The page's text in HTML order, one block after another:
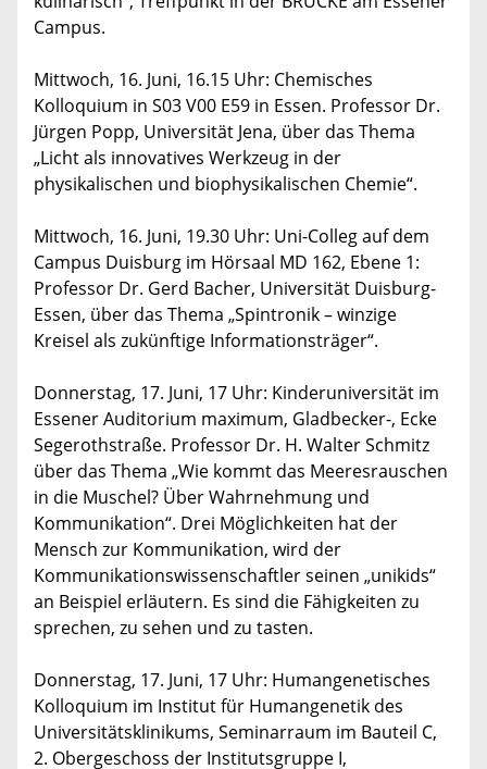
Campus.
Mittwoch, 16. Juni, 16.15 Uhr: Chemisches
Kolloquium in S03 V00 E59 in Essen. Professor Dr.
Jürgen Popp, Universität Jena, über das Thema
„Licht als innovatives Werkzeug in der
physikalischen und biophysikalischen Chemie“.
Mittwoch, 16. Juni, 19.30 Uhr: Uni-Colleg auf dem
Campus Duisburg im Hörsaal MD 162, Ebene 1:
Professor Dr. Gerd Bacher, Universität Duisburg-
Essen, über das Thema „Spintronik – winzige
Kreisel als zukünftige Informationsträger“.
Donnerstag, 17. Juni, 17 Uhr: Kinderuniversität im
Essener Auditorium maximum, Gladbecker-, Ecke
Segerothstraße. Professor Dr. H. Walter Schmitz
über das Thema „Wie kommt das Meeresrauschen
in die Muschel? Über Wahrnehmung und
Kommunikation“. Drei Möglichkeiten hat der
Mensch zur Kommunikation, wird der
Kommunikationswissenschaftler seinen „unikids“
an Beispiel erläutern. Es sind die Fähigkeiten zu
sprechen, zu sehen und zu tasten.
Donnerstag, 17. Juni, 17 Uhr: Humangenetisches
Kolloquium im Institut für Humangenetik des
Universitätsklinikums, Seminarraum im Bauteil C,
2. Obergeschoss der Institutsgruppe I,